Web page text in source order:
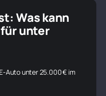
Was kann
unter
Auto unter 25.000 € im